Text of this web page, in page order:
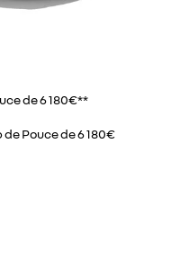
de 6 180€**
de Pouce de 6 180€